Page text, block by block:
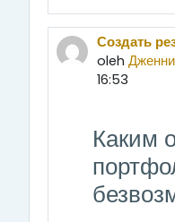
Создать
oleh
16:53
Каким